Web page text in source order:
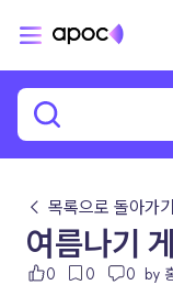
← 목록으로 돌아가기
여름나기
0 0 0 by